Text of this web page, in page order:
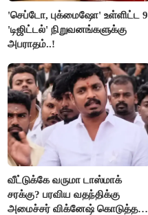
'செப்டோ, புக்மைஷோ' உள்ளிட்ட 9
'டிஜிட்டல்' நிறுவனங்களுக்கு
அபராதம்..!
வீட்டுக்கே வருமா டாஸ்மாக்
சரக்கு? பரவிய வதந்திக்கு
அமைச்சர் விக்னேஷ் கொடுத்த